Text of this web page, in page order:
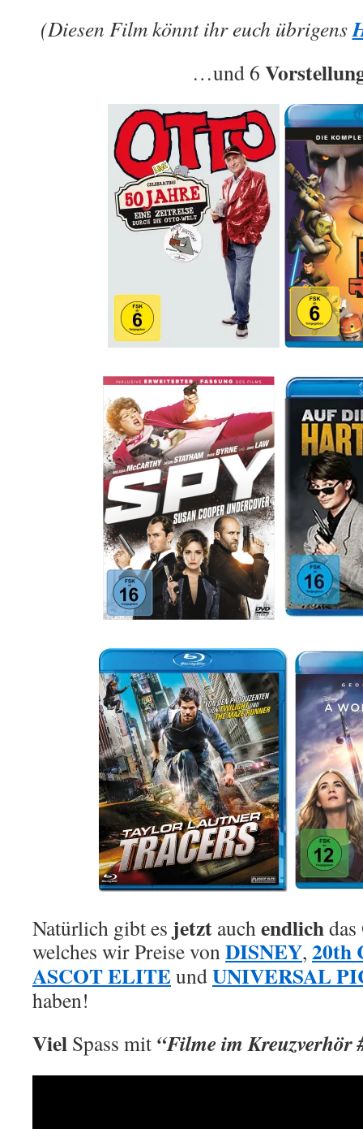
(Diesen Film könnt ihr euch übrigens
…und 6
Natürlich gibt es jetzt auch endlichdas
welches wir Preise von DISNEY, 20th
ASCOT ELITEundUNIVERSAL
haben!
Viel Spass mit “Filme im Kreuzverhör